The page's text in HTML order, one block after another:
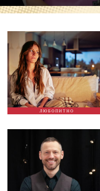
ЛЮБОПИТНО